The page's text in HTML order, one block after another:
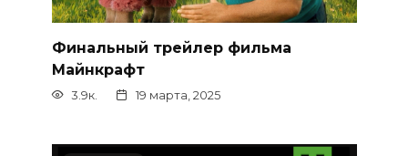
Финальный трейлер фильма
Майнкрафт
3.9к. 19 марта, 2025